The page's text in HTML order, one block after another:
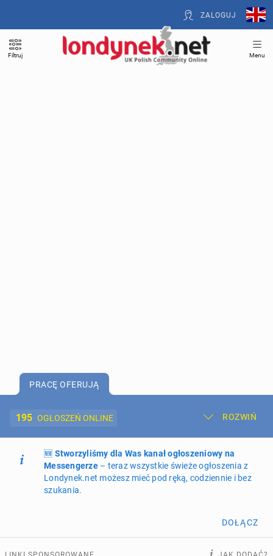
ZALOGUJ
Filtruj Menu
PRACĘ OFERUJĄ
195 OGŁOSZEŃ ONLINE ROZWIŃ
Dodaj ogłoszenie Moje ogłoszenia
Oferta i cennik ogłoszeń
ogłoszeń online
🆕 Stworzyliśmy dla Was kanał ogłoszeniowy na
Messengerze– teraz wszystkie świeże ogłoszenia z
Londynek.net możesz mieć pod ręką, codziennie i bez
szukania.
DOŁĄCZ